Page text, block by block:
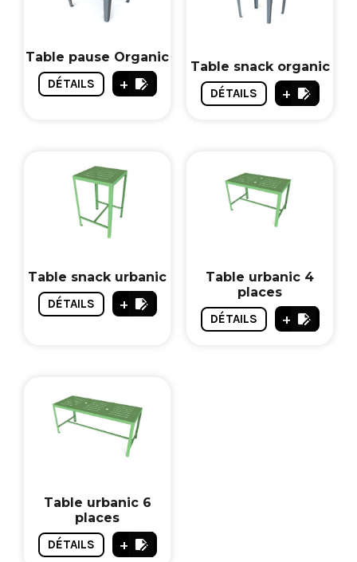
Table pause Organic
DÉTAILS +
Table snack organic
DÉTAILS +
Table snack urbanic
DÉTAILS +
Table urbanic 4
places
DÉTAILS +
Table urbanic 6
places
DÉTAILS +